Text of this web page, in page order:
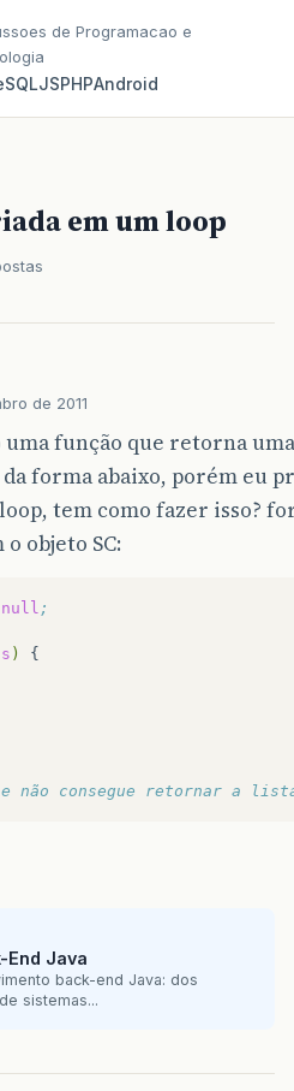
de Programacao e
SQLJSPHPAndroid
em um loop
de 2011
uma função que retorna
forma abaixo, porém eu
tem como fazer isso?
objeto SC:
null ;
s ) {
não consegue retornar a
End Java
back-end Java: dos
sistemas...